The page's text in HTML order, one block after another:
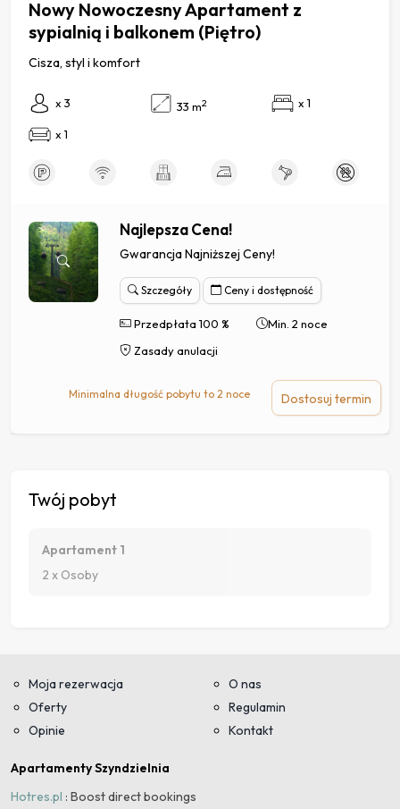
Nowy Nowoczesny Apartament z
sypialnią i balkonem (Piętro)
Cisza, styl i komfort
x 3 33 m2 x 1
x 1
Najlepsza Cena!
Gwarancja Najniższej Ceny!
Szczegóły Ceny i dostępność
Przedpłata 100 %
Min. 2 noce
Zasady anulacji
Minimalna długość pobytu to 2 noce Dostosuj termin
Twój pobyt
Apartament 1
2 x Osoby
Moja rezerwacja
Oferty
Opinie
O nas
Regulamin
Kontakt
Apartamenty Szyndzielnia
Hotres.pl : Boost direct bookings